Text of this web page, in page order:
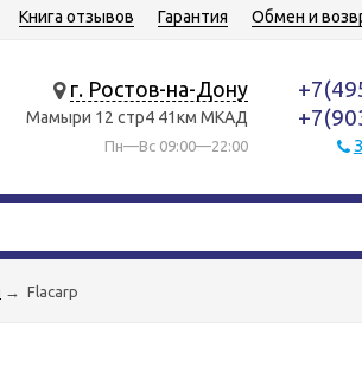
Книга отзывов Гарантия Обмен и
г. Ростов-на-Дону
Мамыри 12 стр4 41км МКАД
Пн—Вс 09:00—22:00
→ Flacarp